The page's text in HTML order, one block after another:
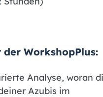
WorkshopPlus:
Analyse, woran
Azubis im